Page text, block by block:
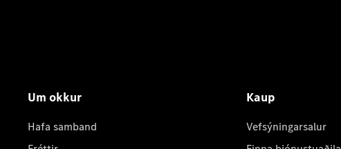
Um okkur
Hafa samband
Kaup
Vefsýningarsalur